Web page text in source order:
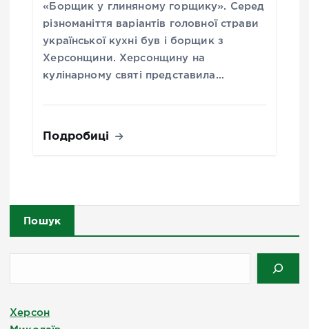
«Борщик у глиняному горщику». Серед
різноманіття варіантів головної страви
української кухні був і борщик з
Херсонщини. Херсонщину на
кулінарному святі представила…
Подробиці
Пошук
Херсон